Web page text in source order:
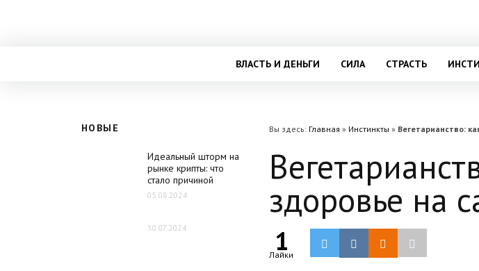
ВЛАСТЬ И ДЕНЬГИ СИЛА СТРАСТЬ
НОВЫЕ
Идеальный шторм на
рынке крипты: что
стало причиной
05.08.2024
30.07.2024
Вы здесь: Главная » Инстинкты » Вегетарианство:
здоровье на
1
Лайки